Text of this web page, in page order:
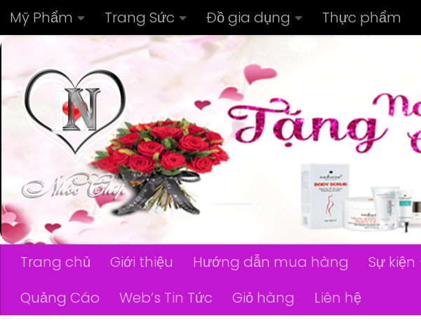
Skip to content
Mỹ Phẩm Trang Sức Đồ gia dụng Thực phẩm
Trang chủ Giới thiệu Hướng dẫn mua hàng Sự kiện
Quảng Cáo
Web’s Tin Tức Giỏ hàng
Liên hệ